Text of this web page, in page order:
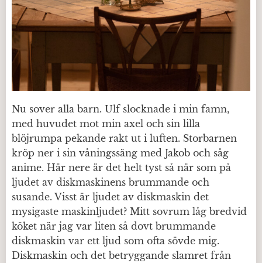
Nu sover alla barn. Ulf slocknade i min famn,
med huvudet mot min axel och sin lilla
blöjrumpa pekande rakt ut i luften. Storbarnen
kröp ner i sin våningssäng med Jakob och såg
anime. Här nere är det helt tyst så när som på
ljudet av diskmaskinens brummande och
susande. Visst är ljudet av diskmaskin det
mysigaste maskinljudet? Mitt sovrum låg bredvid
köket när jag var liten så dovt brummande
diskmaskin var ett ljud som ofta sövde mig.
Diskmaskin och det betryggande slamret från